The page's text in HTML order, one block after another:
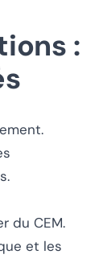
:
du CEM.
et les